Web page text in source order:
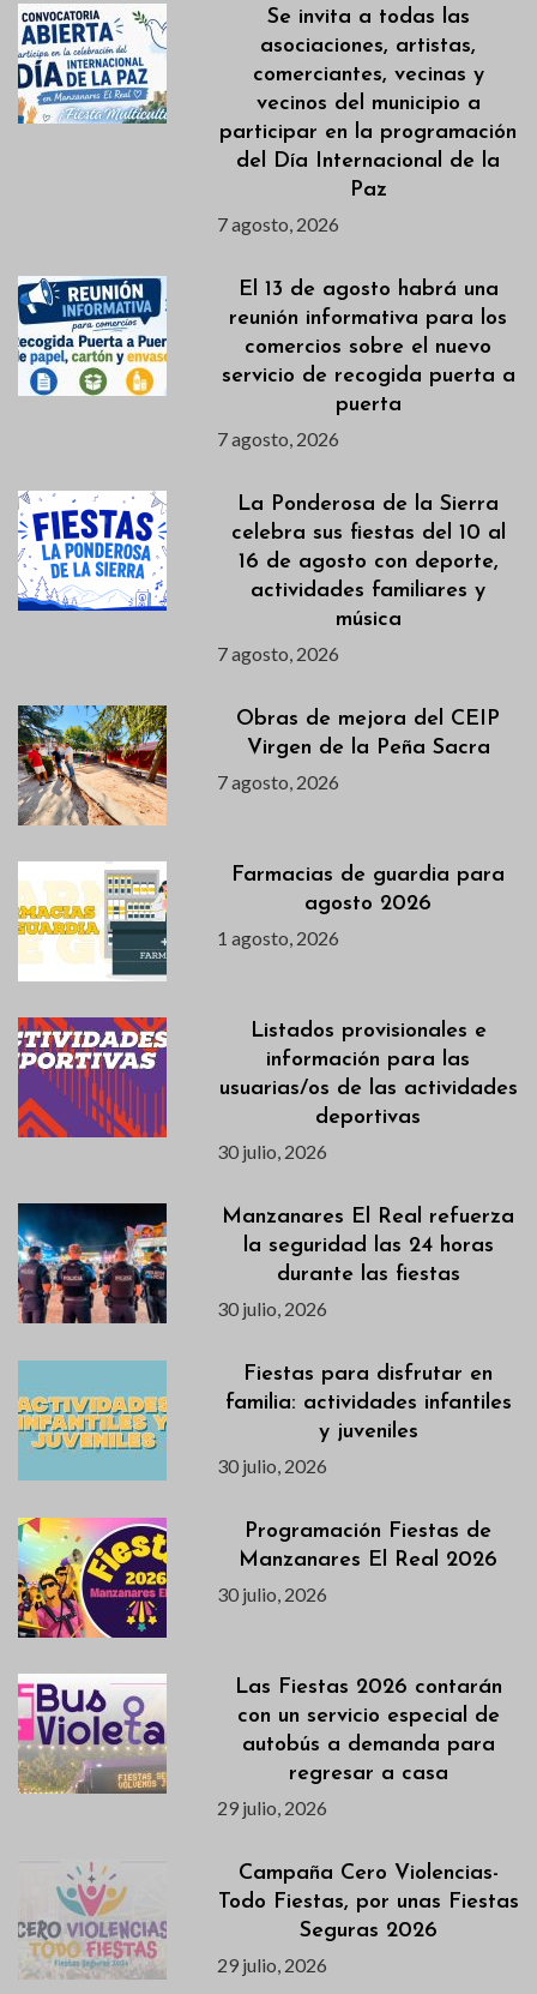
Se invita a todas las
asociaciones, artistas,
comerciantes, vecinas y
vecinos del municipio a
participar en la programación
del Día Internacional de la
Paz
7 agosto, 2026
El 13 de agosto habrá una
reunión informativa para los
comercios sobre el nuevo
servicio de recogida puerta a
puerta
7 agosto, 2026
La Ponderosa de la Sierra
celebra sus fiestas del 10 al
16 de agosto con deporte,
actividades familiares y
música
7 agosto, 2026
Obras de mejora del CEIP
Virgen de la Peña Sacra
7 agosto, 2026
Farmacias de guardia para
agosto 2026
1 agosto, 2026
Listados provisionales e
información para las
usuarias/os de las actividades
deportivas
30 julio, 2026
Manzanares El Real refuerza
la seguridad las 24 horas
durante las fiestas
30 julio, 2026
Fiestas para disfrutar en
familia: actividades infantiles
y juveniles
30 julio, 2026
Programación Fiestas de
Manzanares El Real 2026
30 julio, 2026
Las Fiestas 2026 contarán
con un servicio especial de
autobús a demanda para
regresar a casa
29 julio, 2026
Campaña Cero Violencias-
Todo Fiestas, por unas Fiestas
Seguras 2026
29 julio, 2026